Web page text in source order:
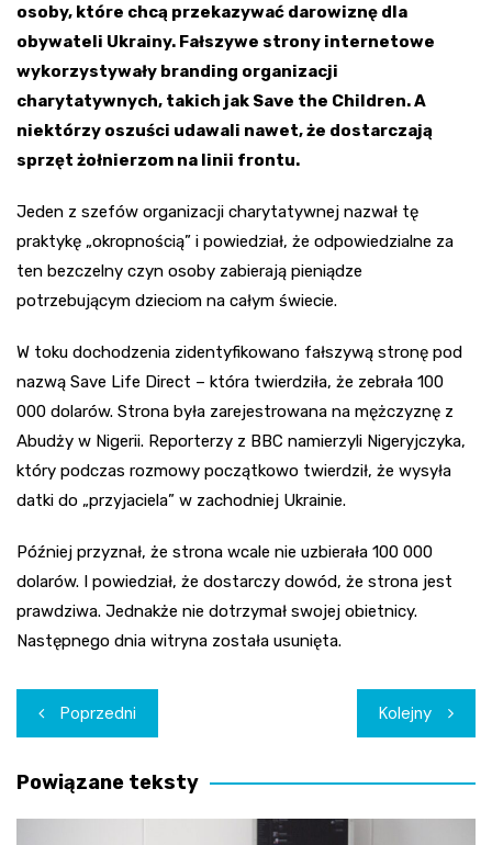
osoby, które chcą przekazywać darowiznę dla
obywateli Ukrainy. Fałszywe strony internetowe
wykorzystywały branding organizacji
charytatywnych, takich jak Save the Children. A
niektórzy oszuści udawali nawet, że dostarczają
sprzęt żołnierzom na linii frontu.
Jeden z szefów organizacji charytatywnej nazwał tę
praktykę „okropnością” i powiedział, że odpowiedzialne za
ten bezczelny czyn osoby zabierają pieniądze
potrzebującym dzieciom na całym świecie.
W toku dochodzenia zidentyfikowano fałszywą stronę pod
nazwą Save Life Direct – która twierdziła, że zebrała 100
000 dolarów. Strona była zarejestrowana na mężczyznę z
Abudży w Nigerii. Reporterzy z BBC namierzyli Nigeryjczyka,
który podczas rozmowy początkowo twierdził, że wysyła
datki do „przyjaciela” w zachodniej Ukrainie.
Później przyznał, że strona wcale nie uzbierała 100 000
dolarów. I powiedział, że dostarczy dowód, że strona jest
prawdziwa. Jednakże nie dotrzymał swojej obietnicy.
Następnego dnia witryna została usunięta.
Nawigacja
wpisu
Poprzedni Kolejny
Powiązane teksty